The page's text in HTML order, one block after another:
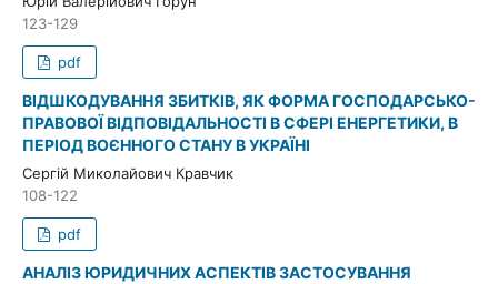
123-129
pdf
ВІДШКОДУВАННЯ ЗБИТКІВ, ЯК ФОРМА ГОСПОДАРСЬКО-
ПРАВОВОЇ ВІДПОВІДАЛЬНОСТІ В СФЕРІ ЕНЕРГЕТИКИ, В
ПЕРІОД ВОЄННОГО СТАНУ В УКРАЇНІ
Сергій Миколайович Кравчик
108-122
pdf
АНАЛІЗ ЮРИДИЧНИХ АСПЕКТІВ ЗАСТОСУВАННЯ